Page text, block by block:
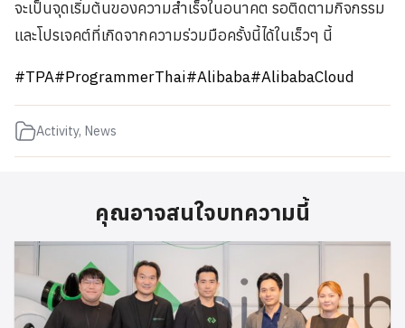
จะเป็นจุดเริ่มต้นของความสำเร็จในอนาคต รอติดตามกิจกรรม
และโปรเจคต์ที่เกิดจากความร่วมมือครั้งนี้ได้ในเร็วๆ นี้
#TPA#ProgrammerThai#Alibaba#AlibabaCloud
Activity, News
คุณอาจสนใจบทความนี้